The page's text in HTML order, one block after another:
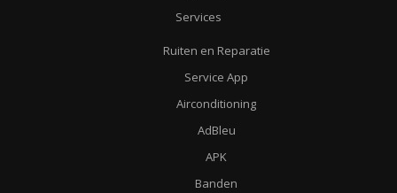
Services
Ruiten en Reparatie
Service App
Airconditioning
AdBleu
APK
Banden